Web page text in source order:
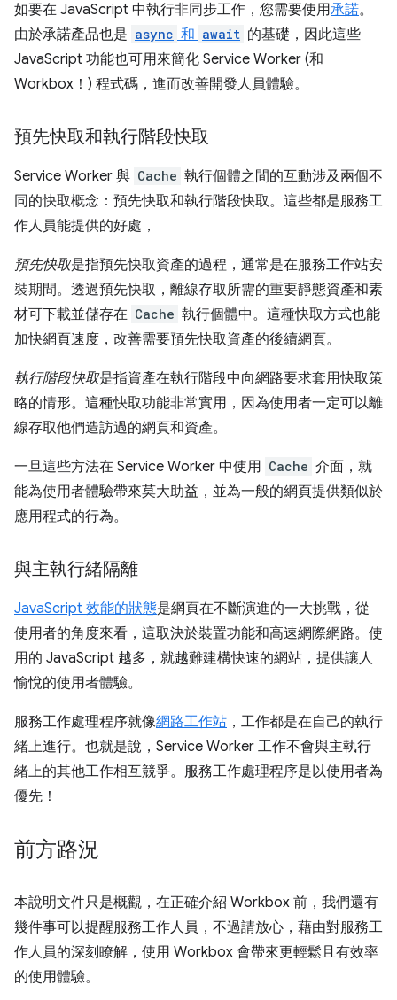
如要在 JavaScript 中執行非同步工作，您需要使用承諾。
由於承諾產品也是 async 和 await 的基礎，因此這些
JavaScript 功能也可用來簡化 Service Worker (和
Workbox！) 程式碼，進而改善開發人員體驗。
預先快取和執行階段快取
Service Worker 與 Cache 執行個體之間的互動涉及兩個不
同的快取概念：預先快取和執行階段快取。這些都是服務工
作人員能提供的好處，
預先快取是指預先快取資產的過程，通常是在服務工作站安
裝期間。透過預先快取，離線存取所需的重要靜態資產和素
材可下載並儲存在 Cache 執行個體中。這種快取方式也能
加快網頁速度，改善需要預先快取資產的後續網頁。
執行階段快取是指資產在執行階段中向網路要求套用快取策
略的情形。這種快取功能非常實用，因為使用者一定可以離
線存取他們造訪過的網頁和資產。
一旦這些方法在 Service Worker 中使用 Cache 介面，就
能為使用者體驗帶來莫大助益，並為一般的網頁提供類似於
應用程式的行為。
與主執行緒隔離
JavaScript 效能的狀態是網頁在不斷演進的一大挑戰，從
使用者的角度來看，這取決於裝置功能和高速網際網路。使
用的 JavaScript 越多，就越難建構快速的網站，提供讓人
愉悅的使用者體驗。
服務工作處理程序就像網路工作站 ，工作都是在自己的執行
緒上進行。也就是說，Service Worker 工作不會與主執行
緒上的其他工作相互競爭。服務工作處理程序是以使用者為
優先！
前方路況
本說明文件只是概觀，在正確介紹 Workbox 前，我們還有
幾件事可以提醒服務工作人員，不過請放心，藉由對服務工
作人員的深刻瞭解，使用 Workbox 會帶來更輕鬆且有效率
的使用體驗。